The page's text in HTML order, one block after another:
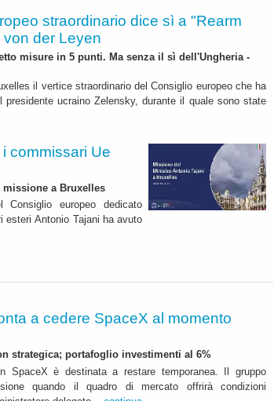
straordinario dice sì a "Rearm
der Leyen
misure in 5 punti. Ma senza il sì dell'Ungheria -
il vertice straordinario del Consiglio europeo che ha
ucraino Zelensky, durante il quale sono state
commissari Ue
a Bruxelles
europeo dedicato
esteri Antonio Tajani ha avuto
a cedere SpaceX al momento
strategica; portafoglio investimenti al 6%
SpaceX è destinata a restare temporanea. Il gruppo
quando il quadro di mercato offrirà condizioni